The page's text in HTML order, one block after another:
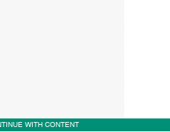
WITH CONTENT